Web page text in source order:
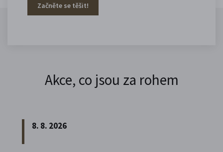
Začněte se těšit!
Akce, co jsou za rohem
8. 8. 2026